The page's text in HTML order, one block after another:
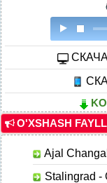
O'XSHASH
Ajal
Stalingrad -